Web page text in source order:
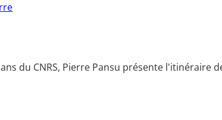
du CNRS, Pierre Pansu présente